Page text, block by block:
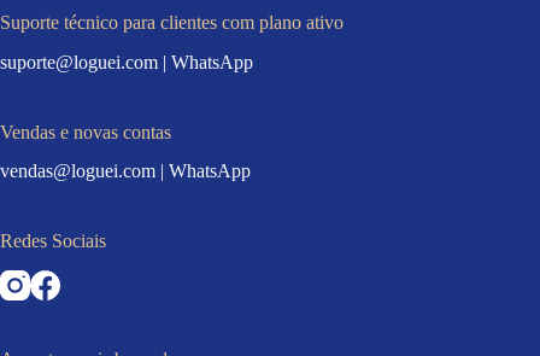
Suporte técnico para clientes com plano ativo
suporte@loguei.com | WhatsApp
Vendas e novas contas
vendas@loguei.com | WhatsApp
Redes Sociais